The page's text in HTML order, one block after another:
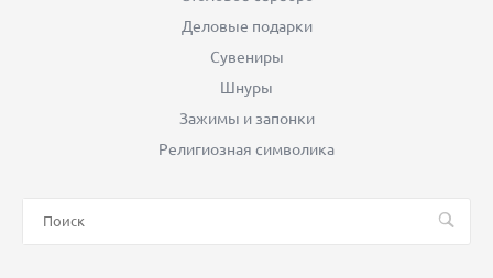
Деловые подарки
Сувениры
Шнуры
Зажимы и запонки
Религиозная символика